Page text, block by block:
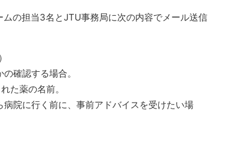
の担当3名とJTU事務局に次の内容でメール送信
確認する場合。
た薬の名前。
院に行く前に、事前アドバイスを受けたい場